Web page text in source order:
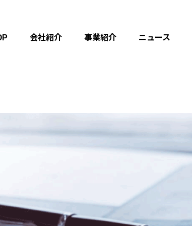
会社紹介 事業紹介 ニュース